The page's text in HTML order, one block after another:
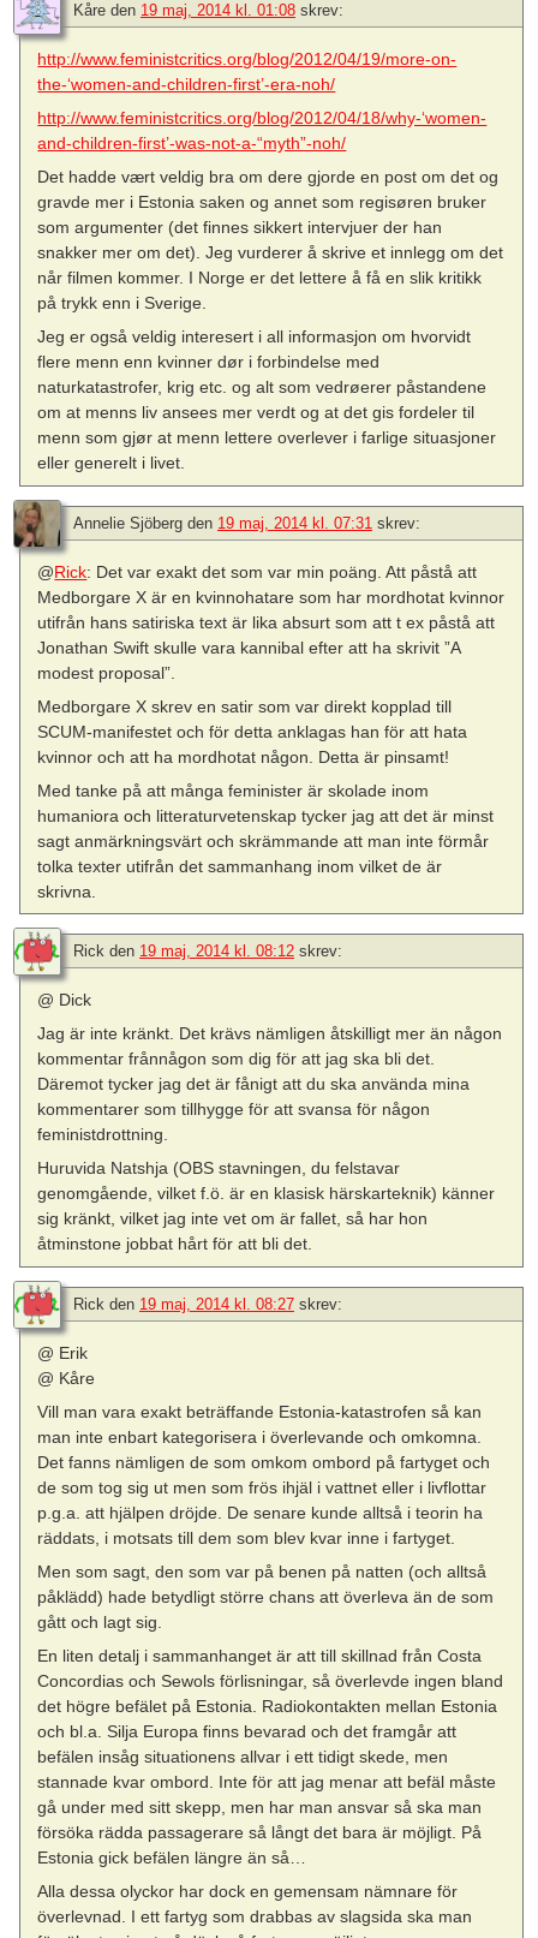
Kåre den 19 maj, 2014 kl. 01:08 skrev:
http://www.feministcritics.org/blog/2012/04/19/more-on-
the-‘women-and-children-first’-era-noh/
http://www.feministcritics.org/blog/2012/04/18/why-‘women-
and-children-first’-was-not-a-“myth”-noh/
Det hadde vært veldig bra om dere gjorde en post om det og
gravde mer i Estonia saken og annet som regisøren bruker
som argumenter (det finnes sikkert intervjuer der han
snakker mer om det). Jeg vurderer å skrive et innlegg om det
når filmen kommer. I Norge er det lettere å få en slik kritikk
på trykk enn i Sverige.
Jeg er også veldig interesert i all informasjon om hvorvidt
flere menn enn kvinner dør i forbindelse med
naturkatastrofer, krig etc. og alt som vedrøerer påstandene
om at menns liv ansees mer verdt og at det gis fordeler til
menn som gjør at menn lettere overlever i farlige situasjoner
eller generelt i livet.
Annelie Sjöberg den 19 maj, 2014 kl. 07:31 skrev:
@Rick: Det var exakt det som var min poäng. Att påstå att
Medborgare X är en kvinnohatare som har mordhotat kvinnor
utifrån hans satiriska text är lika absurt som att t ex påstå att
Jonathan Swift skulle vara kannibal efter att ha skrivit ”A
modest proposal”.
Medborgare X skrev en satir som var direkt kopplad till
SCUM-manifestet och för detta anklagas han för att hata
kvinnor och att ha mordhotat någon. Detta är pinsamt!
Med tanke på att många feminister är skolade inom
humaniora och litteraturvetenskap tycker jag att det är minst
sagt anmärkningsvärt och skrämmande att man inte förmår
tolka texter utifrån det sammanhang inom vilket de är
skrivna.
Rick den 19 maj, 2014 kl. 08:12 skrev:
@ Dick
Jag är inte kränkt. Det krävs nämligen åtskilligt mer än någon
kommentar frånnågon som dig för att jag ska bli det.
Däremot tycker jag det är fånigt att du ska använda mina
kommentarer som tillhygge för att svansa för någon
feministdrottning.
Huruvida Natshja (OBS stavningen, du felstavar
genomgående, vilket f.ö. är en klasisk härskarteknik) känner
sig kränkt, vilket jag inte vet om är fallet, så har hon
åtminstone jobbat hårt för att bli det.
Rick den 19 maj, 2014 kl. 08:27 skrev:
@ Erik
@ Kåre
Vill man vara exakt beträffande Estonia-katastrofen så kan
man inte enbart kategorisera i överlevande och omkomna.
Det fanns nämligen de som omkom ombord på fartyget och
de som tog sig ut men som frös ihjäl i vattnet eller i livflottar
p.g.a. att hjälpen dröjde. De senare kunde alltså i teorin ha
räddats, i motsats till dem som blev kvar inne i fartyget.
Men som sagt, den som var på benen på natten (och alltså
påklädd) hade betydligt större chans att överleva än de som
gått och lagt sig.
En liten detalj i sammanhanget är att till skillnad från Costa
Concordias och Sewols förlisningar, så överlevde ingen bland
det högre befälet på Estonia. Radiokontakten mellan Estonia
och bl.a. Silja Europa finns bevarad och det framgår att
befälen insåg situationens allvar i ett tidigt skede, men
stannade kvar ombord. Inte för att jag menar att befäl måste
gå under med sitt skepp, men har man ansvar så ska man
försöka rädda passagerare så långt det bara är möjligt. På
Estonia gick befälen längre än så…
Alla dessa olyckor har dock en gemensam nämnare för
överlevnad. I ett fartyg som drabbas av slagsida ska man